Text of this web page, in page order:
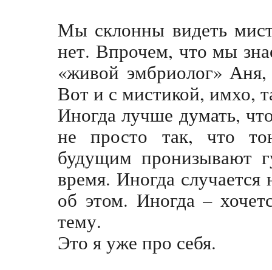
Мы склонны видеть
нет. Впрочем, что мы
«живой эмбриолог» Аня
Вот и с мистикой, имхо,
Иногда лучше думать,
не просто так, что
будущим пронизывают
время. Иногда случается
об этом. Иногда –
тему.
Это я уже про себя.